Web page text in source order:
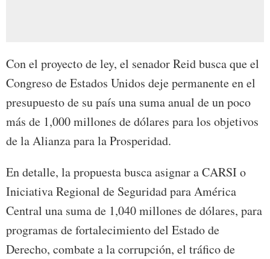
Con el proyecto de ley, el senador Reid busca que el
Congreso de Estados Unidos deje permanente en el
presupuesto de su país una suma anual de un poco
más de 1,000 millones de dólares para los objetivos
de la Alianza para la Prosperidad.
En detalle, la propuesta busca asignar a CARSI o
Iniciativa Regional de Seguridad para América
Central una suma de 1,040 millones de dólares, para
programas de fortalecimiento del Estado de
Derecho, combate a la corrupción, el tráfico de